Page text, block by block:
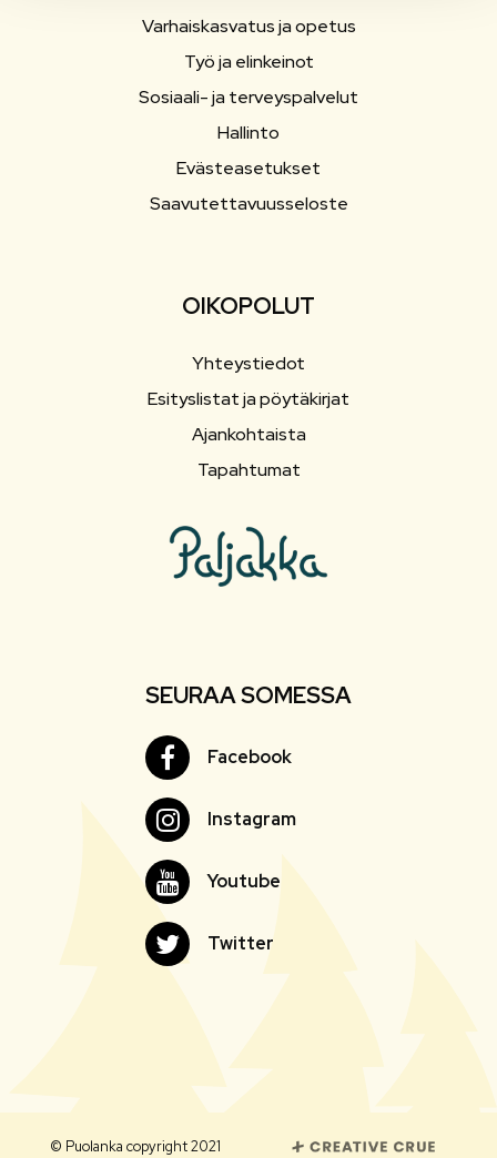
Varhaiskasvatus ja opetus
Työ ja elinkeinot
Sosiaali- ja terveyspalvelut
Hallinto
Evästeasetukset
Saavutettavuusseloste
OIKOPOLUT
Yhteystiedot
Esityslistat ja pöytäkirjat
Ajankohtaista
Tapahtumat
SEURAA SOMESSA
FacebookFacebook
InstagramInstagram
YoutubeYoutube
Twitter Twitter
© Puolanka copyright 2021